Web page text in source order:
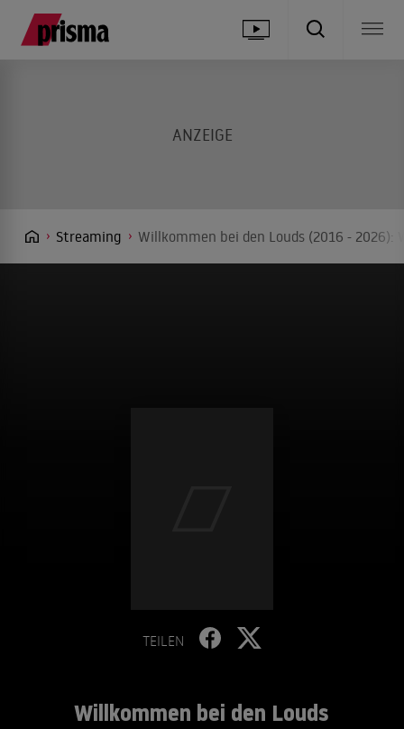
Streaming Willkommen bei den Louds (2016 -
TEILEN
Willkommen bei den Louds